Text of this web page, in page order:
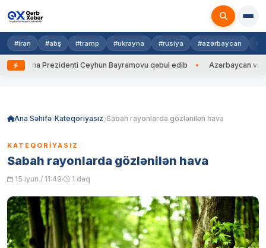
#iran #abş #tramp #ukrayna #rusiya #azərbaycan
Prezidenti Ceyhun Bayramovu qəbul edib Azərbaycan və
Ana Səhifə Kateqoriyasız Sabah rayonlarda gözlənilən hava
KATEQORIYASIZ
Sabah rayonlarda gözlənilən hava
15 iyun / 11:49 1 dəq